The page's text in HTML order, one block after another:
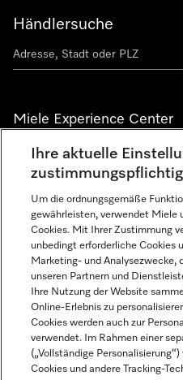
Händlersuche
Miele Experience Center
Alle Miele Experience Center
Newsletter
Miele auf Instagram
Miele auf Facebook
Miele auf Youtube
Ihre aktuelle
Um die ordnungsgemäße
gewährleisten, verwendet Miele
Cookies. Mit Ihrer Zustimmung
unbedingt erforderliche Cookies
Marketing- und Analysezwecke,
unseren Partnern und
Ihre Nutzung der Website
Online-Erlebnis zu
Cookies werden auch zur
verwendet. Im Rahmen einer
(„Vollständige
Cookies und andere Tracking-